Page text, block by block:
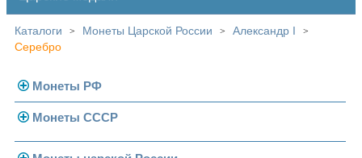
Каталоги > Монеты Царской России > Александр I >
Серебро
Монеты РФ
Современная Россия
Монеты 1991-1993 гг.
Монеты СССР